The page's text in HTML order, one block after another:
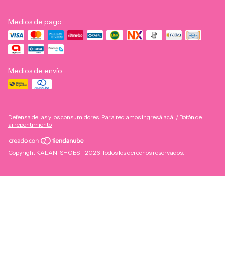
Medios de pago
Medios de envío
Defensa de las y los consumidores. Para reclamos ingresá acá. / Botón de
arrepentimiento
Copyright KALANI SHOES - 2026. Todos los derechos reservados.